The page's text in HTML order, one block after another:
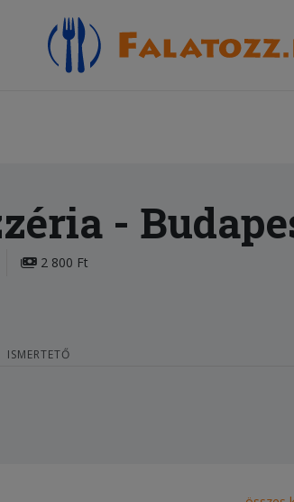
-
2 800 Ft
ISMERTETŐ